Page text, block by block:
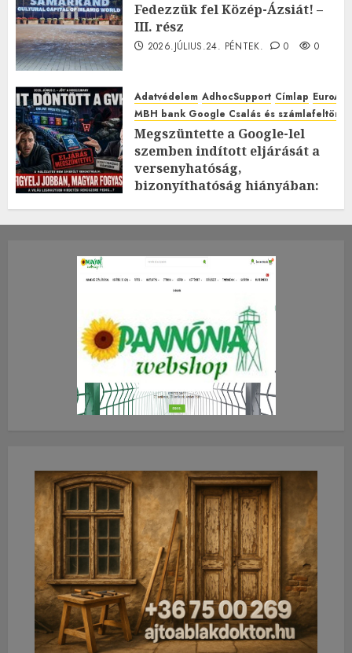
Fedezzük fel Közép-Ázsiát! –
III. rész
2026.JÚLIUS.24. PÉNTEK. 0 0
Adatvédelem AdhocSupport Címlap
MBH bank Google Csalás és
Megszüntette a Google-lel
szemben indított eljárását a
versenyhatóság,
bizonyíthatóság hiányában:
2026.JÚLIUS.23. CSÜTÖRTÖK.
0